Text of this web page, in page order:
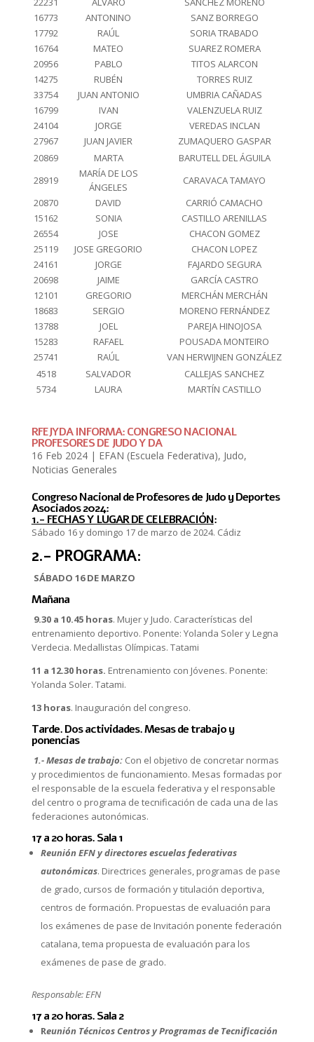
16773
ANTONINO
SANZ BORREGO
17792
RAÚL
SORIA TRABADO
16764
MATEO
SUAREZ ROMERA
20956
PABLO
TITOS ALARCON
14275
RUBÉN
TORRES RUIZ
33754
JUAN ANTONIO
UMBRIA CAÑADAS
16799
IVAN
VALENZUELA RUIZ
24104
JORGE
VEREDAS INCLAN
27967
JUAN JAVIER
ZUMAQUERO GASPAR
20869
MARTA
BARUTELL DEL ÁGUILA
28919
MARÍA DE LOS
ÁNGELES
CARAVACA TAMAYO
20870
DAVID
CARRIÓ CAMACHO
15162
SONIA
CASTILLO ARENILLAS
26554
JOSE
CHACON GOMEZ
25119
JOSE GREGORIO
CHACON LOPEZ
24161
JORGE
FAJARDO SEGURA
20698
JAIME
GARCÍA CASTRO
12101
GREGORIO
MERCHÁN MERCHÁN
18683
SERGIO
MORENO FERNÁNDEZ
13788
JOEL
PAREJA HINOJOSA
15283
RAFAEL
POUSADA MONTEIRO
25741
RAÚL
VAN HERWIJNEN GONZÁLEZ
4518
SALVADOR
CALLEJAS SANCHEZ
5734
LAURA MARTÍN CASTILLO
RFEJYDA INFORMA: CONGRESO NACIONAL
PROFESORES DE JUDO Y DA
16 Feb 2024| EFAN (Escuela Federativa), Judo,
Noticias Generales
Congreso Nacional de Profesores de Judo y Deportes
Asociados 2024:
1.- FECHAS Y LUGAR DE CELEBRACIÓN:
Sábado 16 y domingo 17 de marzo de 2024. Cádiz
2.- PROGRAMA:
SÁBADO 16 DE MARZO
Mañana
9.30 a 10.45 horas. Mujer y Judo. Características del
entrenamiento deportivo. Ponente: Yolanda Soler y Legna
Verdecia. Medallistas Olímpicas. Tatami
11 a 12.30 horas. Entrenamiento con Jóvenes. Ponente:
Yolanda Soler. Tatami.
13 horas. Inauguración del congreso.
Tarde. Dos actividades. Mesas de trabajo y
ponencias
1.- Mesas de trabajo: Con el objetivo de concretar normas
y procedimientos de funcionamiento. Mesas formadas por
el responsable de la escuela federativa y el responsable
del centro o programa de tecnificación de cada una de las
federaciones autonómicas.
17 a 20 horas. Sala 1
Reunión EFN y directores escuelas federativas
autonómicas. Directrices generales, programas de pase
de grado, cursos de formación y titulación deportiva,
centros de formación. Propuestas de evaluación para
los exámenes de pase de Invitación ponente federación
catalana, tema propuesta de evaluación para los
exámenes de pase de grado.
Responsable: EFN
17 a 20 horas. Sala 2
Reunión Técnicos Centros y Programas de Tecnificación